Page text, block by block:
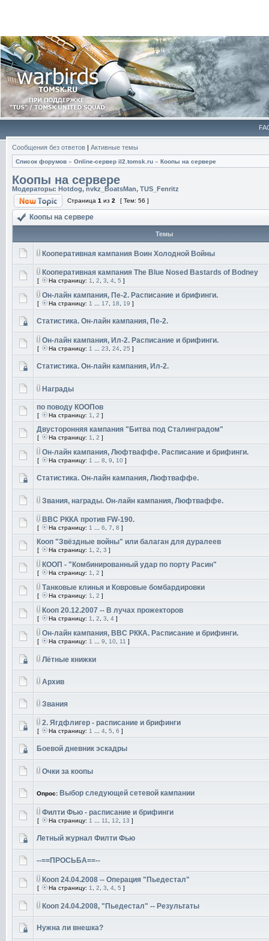
Сообщения без ответов | Активные темы
Список форумов » Online-cервер il2.tomsk.ru » Коопы на сервере
Коопы на сервере
Модераторы: Hotdog, nvkz_BoatsMan, TUS_Fenritz
Страница 1 из 2 [ Тем: 56 ]
Коопы на сервере
Темы
Кооперативная кампания Воин Холодной Войны
Кооперативная кампания The Blue Nosed Bastards of Bodney
[ На страницу: 1 2 3 4 5 ]
Он-лайн кампания, Пе-2. Расписание и брифинги.
[ На страницу: 1 17 18 19 ]
Статистика. Он-лайн кампания, Пе-2.
Он-лайн кампания, Ил-2. Расписание и брифинги.
[ На страницу: 1 23 24 25 ]
Статистика. Он-лайн кампания, Ил-2.
Награды
по поводу КООПов
[ На страницу: 1 2 ]
Двусторонняя кампания "Битва под Сталинградом"
[ На страницу: 1 2 ]
Он-лайн кампания, Люфтваффе. Расписание и брифинги.
[ На страницу: 1 8 9 10 ]
Статистика. Он-лайн кампания, Люфтваффе.
Звания, награды. Он-лайн кампания, Люфтваффе.
ВВС РККА против FW-190.
[ На страницу: 1 6 7 8 ]
Кооп "Звёздные войны" или балаган для дуралеев
[ На страницу: 1 2 3 ]
КООП - "Комбинированный удар по порту Расин"
[ На страницу: 1 2 ]
Танковые клинья и Ковровые бомбардировки
[ На страницу: 1 2 ]
Кооп 20.12.2007 -- В лучах прожекторов
[ На страницу: 1 2 3 4 ]
Он-лайн кампания, ВВС РККА. Расписание и брифинги.
[ На страницу: 1 9 10 11 ]
Лётные книжки
Архив
Звания
2. Ягдфлигер - расписание и брифинги
[ На страницу: 1 4 5 6 ]
Боевой дневник эскадры
Очки за коопы
Опрос: Выбор следующей сетевой кампании
Филти Фью - расписание и брифинги
[ На страницу: 1 11 12 13 ]
Летный журнал Филти Фью
--==ПРОСЬБА==--
Кооп 24.04.2008 -- Операция "Пьедестал"
[ На страницу: 1 2 3 4 5 ]
Кооп 24.04.2008, "Пьедестал" -- Результаты
Нужна ли внешка?